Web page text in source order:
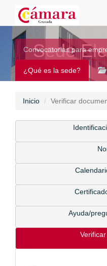
Sede
Convocatorias para
¿Qué es la sede?
Inicio Verificar
Ayuda/